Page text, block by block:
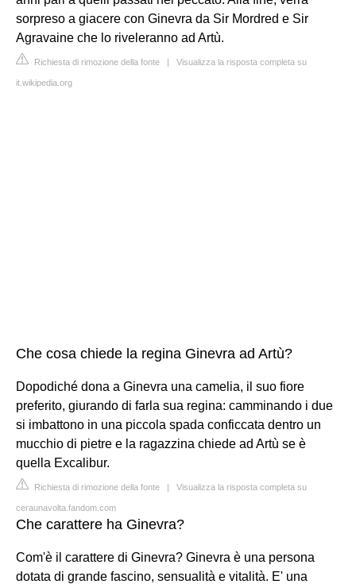
sorpreso a giacere con Ginevra da Sir Mordred e Sir
Agravaine che lo riveleranno ad Artù.
Richiesta di rimozione della fonte | Visualizza la risposta completa su
it.wikipedia.org
Che cosa chiede la regina Ginevra ad Artù?
Dopodiché dona a Ginevra una camelia, il suo fiore
preferito, giurando di farla sua regina: camminando i due
si imbattono in una piccola spada conficcata dentro un
mucchio di pietre e la ragazzina chiede ad Artù se è
quella Excalibur.
Richiesta di rimozione della fonte | Visualizza la risposta completa su
ceraunavolta.fandom.com
Che carattere ha Ginevra?
Com'è il carattere di Ginevra? Ginevra è una persona
dotata di grande fascino, sensualità e vitalità. E' una